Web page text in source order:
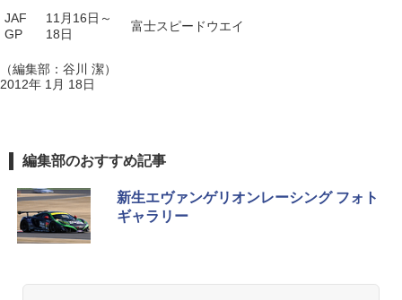
JAF
GP
11月16日～
18日
富士スピードウエイ
（編集部：谷川 潔）
2012年 1月 18日
編集部のおすすめ記事
新生エヴァンゲリオンレーシング フォト
ギャラリー